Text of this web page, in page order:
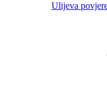
Ulijeva